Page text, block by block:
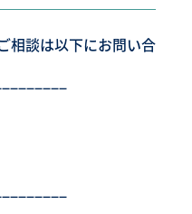
相談は以下にお問い合